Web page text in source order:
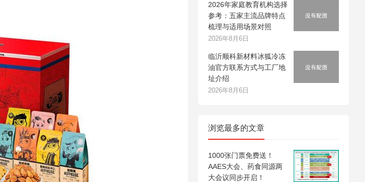
2026年家庭教育机构选择
参考：五家主流品牌特点
梳理与适用场景对照
2026年8月6日
临沂顺科新材料冰狐冷冻
油官方联系方式与工厂地
址介绍
2026年8月6日
浏览最多的文章
1000张门票免费送！
AAES大会、药食同源两
大会议同步开启！